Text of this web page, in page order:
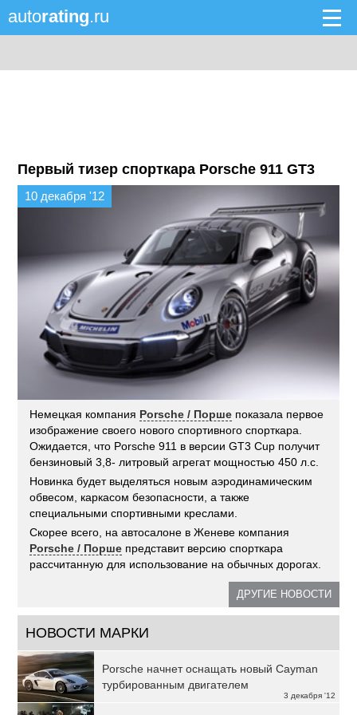
autorating.ru
Первый тизер спорткара Porsche 911 GT3
10 декабря '12
Немецкая компания Porsche / Порше показала первое
изображение своего нового спортивного спорткара.
Ожидается, что Porsche 911 в версии GT3 Cup получит
бензиновый 3,8- литровый агрегат мощностью 450 л.с.
Новинка будет выделяться новым аэродинамическим
обвесом, каркасом безопасности, а также
специальными спортивными креслами.
Скорее всего, на автосалоне в Женеве компания
Porsche / Порше представит версию спорткара
рассчитанную для использование на обычных дорогах.
ДРУГИЕ НОВОСТИ
НОВОСТИ МАРКИ
3 декабря '12
Porsche начнет оснащать новый Cayman
турбированным двигателем